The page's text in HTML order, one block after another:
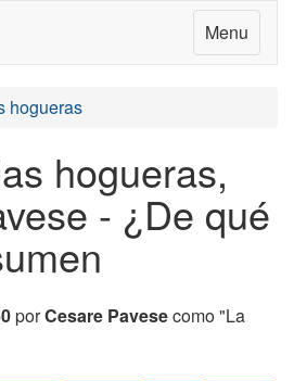
Menu
hogueras
hogueras,
- ¿De qué
porCesare Pavesecomo "La